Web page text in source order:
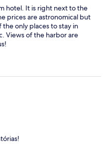
hotel. It is right next to the
prices are astronomical but
only places to stay in
Views of the harbor are